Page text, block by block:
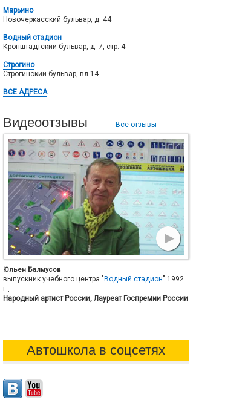
Марьино
Новочеркасский бульвар, д. 44
Водный стадион
Кронштадтский бульвар, д. 7, стр. 4
Строгино
Строгинский бульвар, вл.14
ВСЕ АДРЕСА
Видеоотзывы Все отзывы
Юльен Балмусов
выпускник учебного центра " Водный стадион" 1992
г.,
Народный артист России, Лауреат Госпремии России
Автошкола в соцсетях